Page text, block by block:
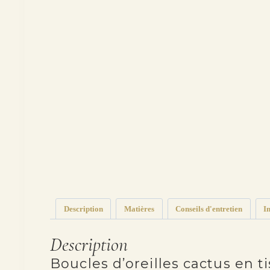
Description Matières Conseils d'entretien
Description
Boucles d’oreilles cactus en